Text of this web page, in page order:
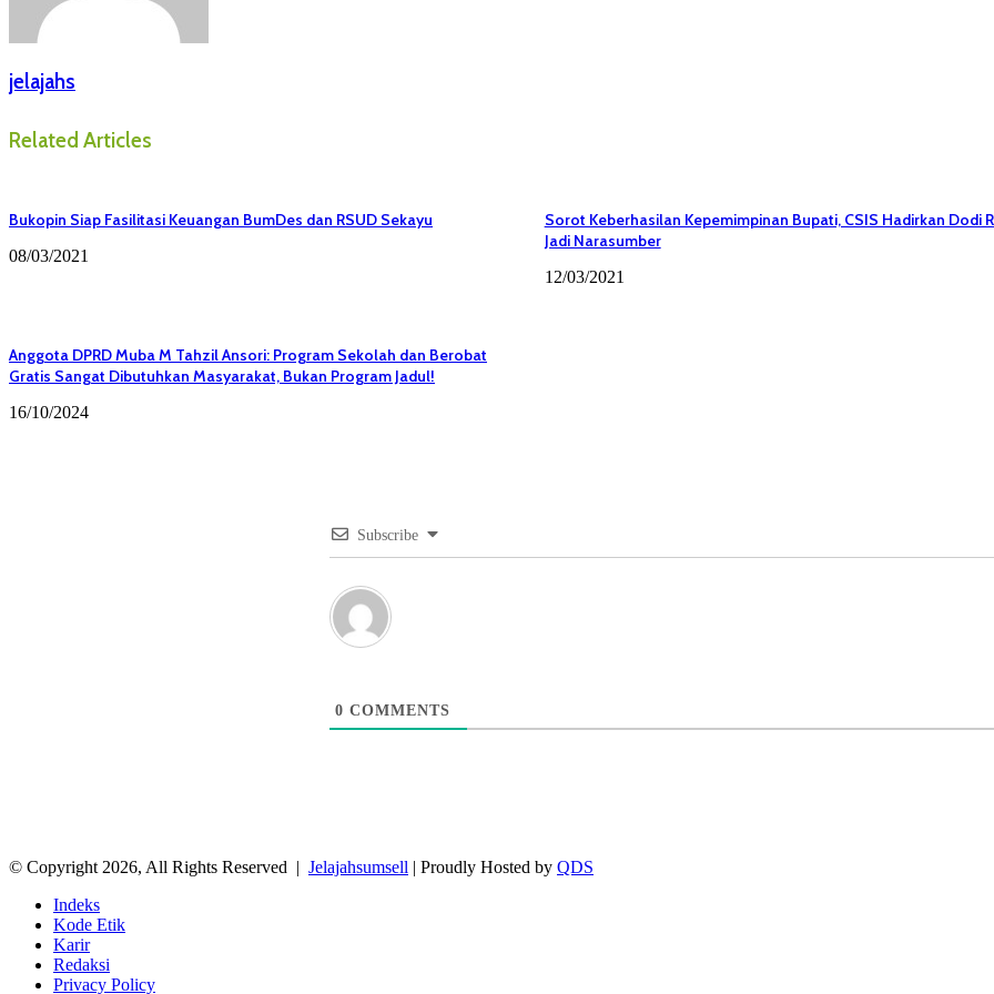
jelajahs
Related Articles
Bukopin Siap Fasilitasi Keuangan BumDes dan RSUD Sekayu
08/03/2021
Sorot Keberhasilan Kepemimpinan Bupati, CSIS Hadirkan Dodi
Jadi Narasumber
12/03/2021
Anggota DPRD Muba M Tahzil Ansori: Program Sekolah dan Berobat
Gratis Sangat Dibutuhkan Masyarakat, Bukan Program Jadul!
16/10/2024
Subscribe
0 COMMENTS
© Copyright 2026, All Rights Reserved | Jelajahsumsell | Proudly Hosted by QDS
Indeks
Kode Etik
Karir
Redaksi
Privacy Policy